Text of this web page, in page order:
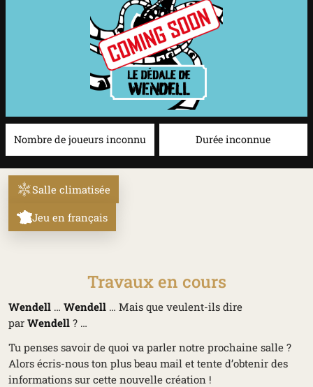
Nombre de joueurs inconnu Durée inconnue
Salle climatisée
Jeu en français
Travaux en cours
Wendell … Wendell … Mais que veulent-ils dire
par Wendell ? …
Tu penses savoir de quoi va parler notre prochaine salle ?
Alors écris-nous ton plus beau mail et tente d’obtenir des
informations sur cette nouvelle création !